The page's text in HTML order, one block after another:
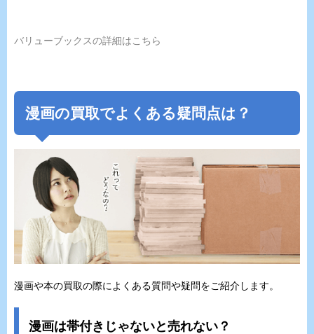
バリューブックスの詳細はこちら
漫画の買取でよくある疑問点は？
漫画や本の買取の際によくある質問や疑問をご紹介します。
漫画は帯付きじゃないと売れない？